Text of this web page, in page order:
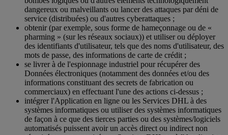
dangereux ou malveillants ou lancer des attaques par déni de
service (distribuées) ou d'autres cyberattaques ;
obtenir (par exemple, sous forme de hameçonnage ou de «
pharming » (sur les réseaux sociaux)) et utiliser ou déployer
des identifiants d'utilisateur, tels que des noms d'utilisateur, des
mots de passe, des informations de carte de crédit ;
se livrer à de l'espionnage industriel pour récupérer des
Données électroniques (notamment des données et/ou des
informations constituant des secrets de fabrication ou
commerciaux) en effectuant l'une des actions ci-dessus ;
intégrer l'Application en ligne ou les Services DHL à des
systèmes informatiques ou utiliser des systèmes informatiques
de façon à ce que des tierces parties ou des systèmes/logiciels
automatisés puissent avoir un accès direct ou indirect non